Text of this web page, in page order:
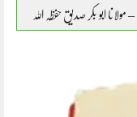
اہل کتاب کے برتن استعمال